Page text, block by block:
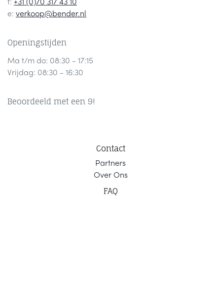
t: +31 (0)70 317 43 10
e: verkoop@bender.nl
Openingstijden
Ma t/m do: 08:30 - 17:15
Vrijdag: 08:30 - 16:30
Beoordeeld met een 9!
Contact
Partners
Over Ons
FAQ